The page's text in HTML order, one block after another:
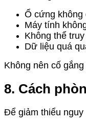
Ổ cứng không
Máy tính
Không thể
Dữ liệu quá
Không nên cố
8. Cách
Để giảm thiểu